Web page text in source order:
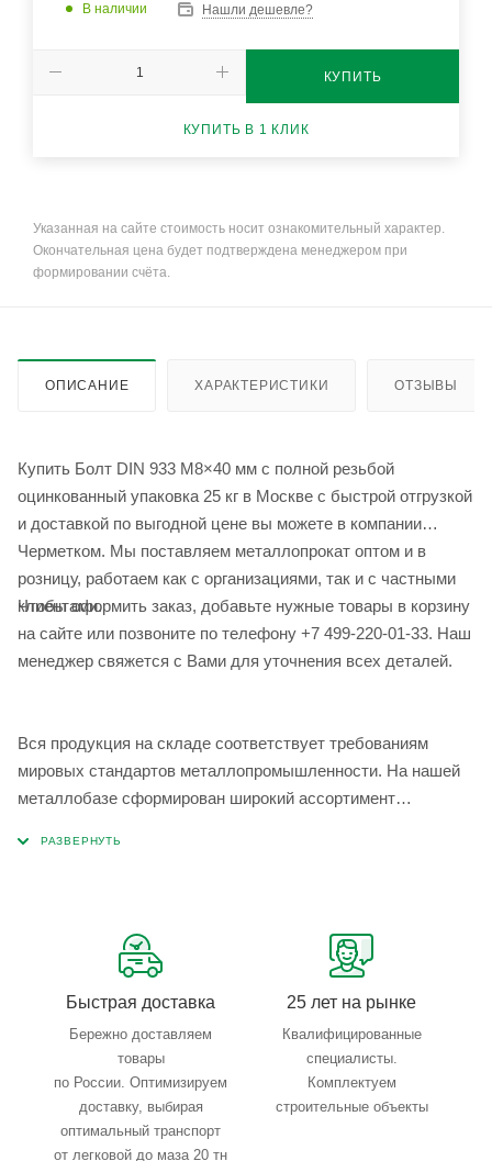
В наличии Нашли дешевле?
КУПИТЬ
КУПИТЬ В 1 КЛИК
Указанная на сайте стоимость носит ознакомительный характер.
Окончательная цена будет подтверждена менеджером при
формировании счёта.
ОПИСАНИЕ ХАРАКТЕРИСТИКИ ОТЗЫВЫ
Купить Болт DIN 933 M8×40 мм с полной резьбой
оцинкованный упаковка 25 кг в Москве с быстрой отгрузкой
и доставкой по выгодной цене вы можете в компании
Черметком. Мы поставляем металлопрокат оптом и в
розницу, работаем как с организациями, так и с частными
клиентами.
Чтобы оформить заказ, добавьте нужные товары в корзину
на сайте или позвоните по телефону +7 499-220-01-33. Наш
менеджер свяжется с Вами для уточнения всех деталей.
Вся продукция на складе соответствует требованиям
мировых стандартов металлопромышленности. На нашей
металлобазе сформирован широкий ассортимент
Быстрая доставка
Бережно доставляем
товары
по России. Оптимизируем
доставку, выбирая
оптимальный транспорт
от легковой до маза 20 тн
25 лет на рынке
Квалифицированные
специалисты.
Комплектуем
строительные объекты